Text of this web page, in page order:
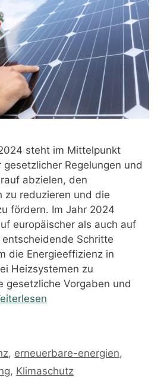
steht im Mittelpunkt
gesetzlicher Regelungen und
abzielen, den
zu reduzieren und die
fördern. Im Jahr 2024
europäischer als auch auf
Schritte
die Energieeffizienz in
Heizsystemen zu
gesetzliche Vorgaben und
, erneuerbare-energien,
, Klimaschutz